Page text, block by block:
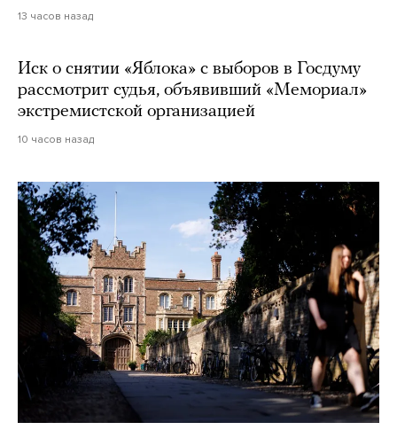
13 часов назад
Иск о снятии «Яблока» с выборов в Госдуму
рассмотрит судья, объявивший «Мемориал»
экстремистской организацией
10 часов назад